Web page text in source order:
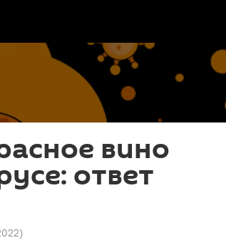
вино
ответ
)